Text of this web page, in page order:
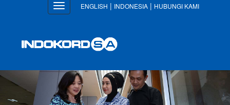
ENGLISH | INDONESIA | HUBUNGI KAMI
Toggle
navigation